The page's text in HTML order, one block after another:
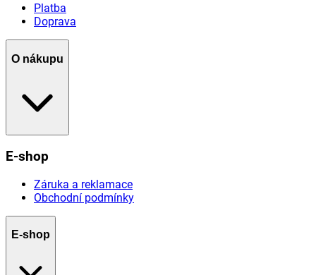
Platba
Doprava
O nákupu
E-shop
Záruka a reklamace
Obchodní podmínky
E-shop